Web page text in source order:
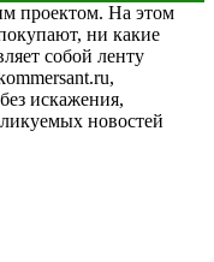
проектом. На этом
ни какие
собой ленту
искажения,
новостей